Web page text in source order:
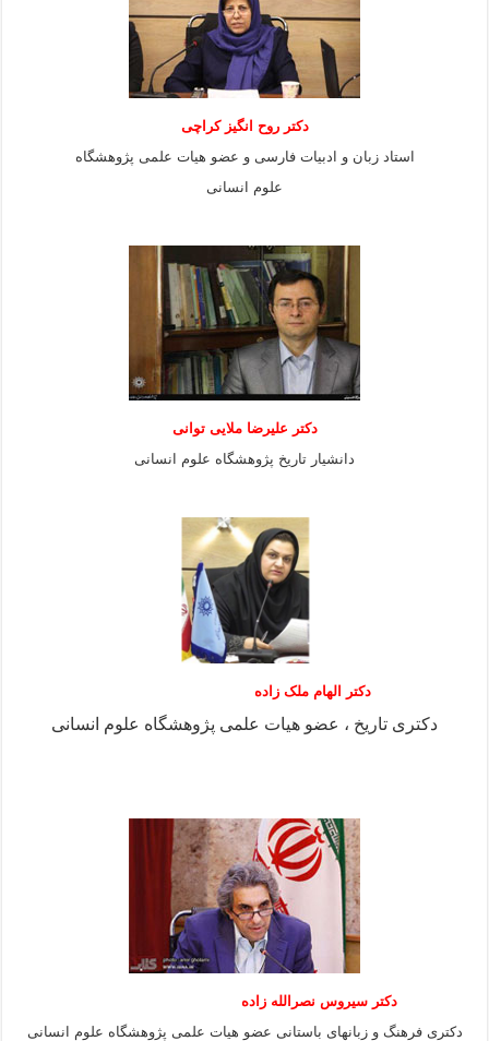
دکتر روح انگیز کراچی
استاد زبان و ادبیات فارسی و عضو هیات علمی پژوهشگاه
علوم انسانی
دكتر عليرضا ملايى توانی
دانشيار تاريخ پژوهشگاه علوم انسانی
دکتر الهام ملک زاده
دکتری تاریخ ، عضو هیات علمی پژوهشگاه علوم انسانی
دکتر سیروس نصرالله زاده
دکتری فرهنگ و زبانهای باستانی عضو هیات علمی پژوهشگاه علوم انسانی